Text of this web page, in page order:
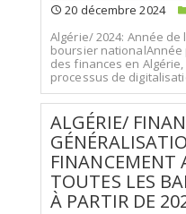
20 décembre 2024
Algérie/ 2024: Année
boursier
des finances en
processus de
ALGÉRIE/
FINANCEMENT
TOUTES LES
À PARTIR DE